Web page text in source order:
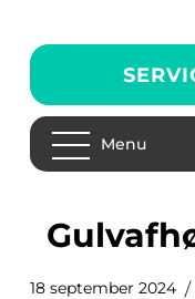
Menu
18 september 2024